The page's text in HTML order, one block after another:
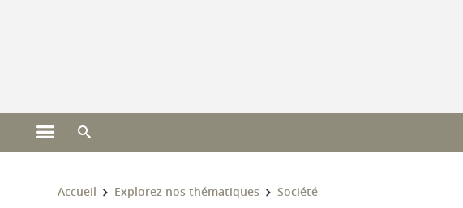
Ouvrir le menu principal
Vous êtes ici :
Accueil Explorez nos thématiques Société